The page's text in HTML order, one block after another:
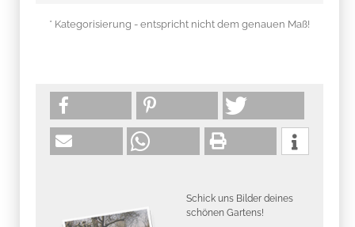
* Kategorisierung - entspricht nicht dem genauen Maß!
Schick uns Bilder deines
schönen Gartens!